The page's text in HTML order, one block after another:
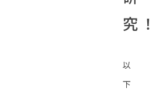
究！
以
下